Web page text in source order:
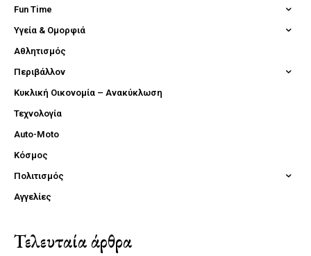
Fun Time
Υγεία & Ομορφιά
Αθλητισμός
Περιβάλλον
Κυκλική Οικονομία – Ανακύκλωση
Τεχνολογία
Auto-Moto
Κόσμος
Πολιτισμός
Αγγελίες
Τελευταία άρθρα